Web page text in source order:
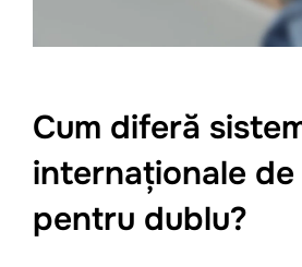
Cum diferă
internaționale
pentru dublu?